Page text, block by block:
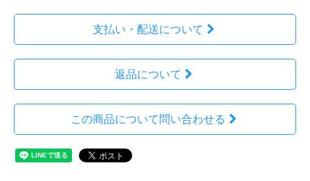
支払い・配送について
返品について
この商品について問い合わせる